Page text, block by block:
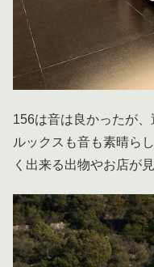
156は音は良かったが
ルックスも音も素晴ら
く出来る出物やお店が